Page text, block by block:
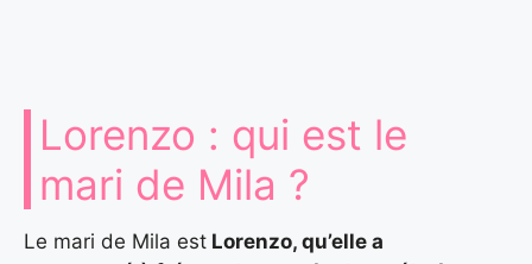
Lorenzo : qui est le
mari de Mila ?
Le mari de Mila est Lorenzo, qu’elle a